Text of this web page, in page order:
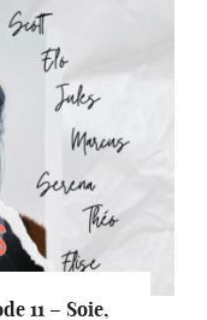
11 – Soie,